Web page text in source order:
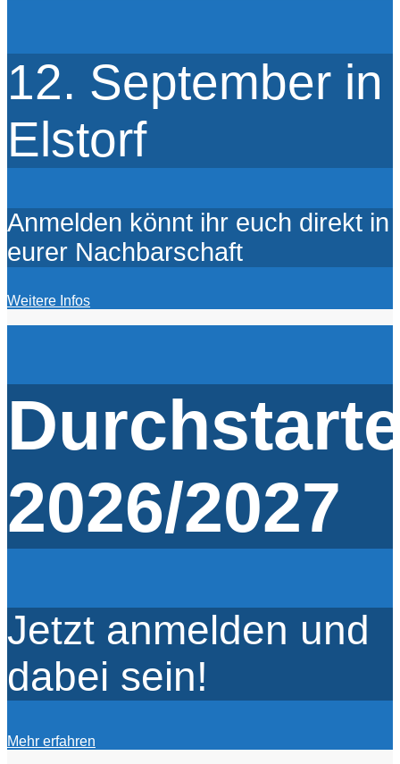
12. September in
Elstorf
Anmelden könnt ihr euch direkt in
eurer Nachbarschaft
Weitere Infos
2026/2027
Jetzt anmelden und
dabei sein!
Mehr erfahren